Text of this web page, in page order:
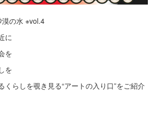
漠の水 ※vol.4
に
を
を
くらしを覗き見る“アートの入り口”をご紹介